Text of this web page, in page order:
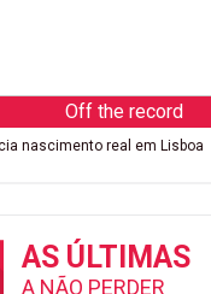
Off the record
nascimento real em Lisboa
AS ÚLTIMAS
A NÃO PERDER